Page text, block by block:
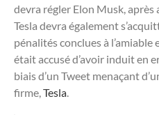
devra régler Elon Musk, après
Tesla devra également
pénalités conclues à
était accusé d’avoir induit en
biais d’un Tweet menaçant
firme,Tesla.